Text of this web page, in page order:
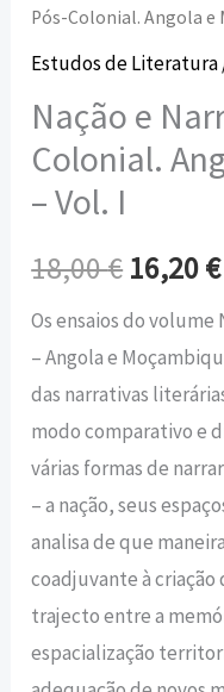
Pós-Colonial. Angola e
Estudos de Literatura
Nação e
Colonial.
– Vol. I
18,00€ 16,20€
Os ensaios do volume
– Angola e
das narrativas
modo comparativo e
várias formas de
– a nação, seus
analisa de que
coadjuvante à criação
trajecto entre a
espacialização